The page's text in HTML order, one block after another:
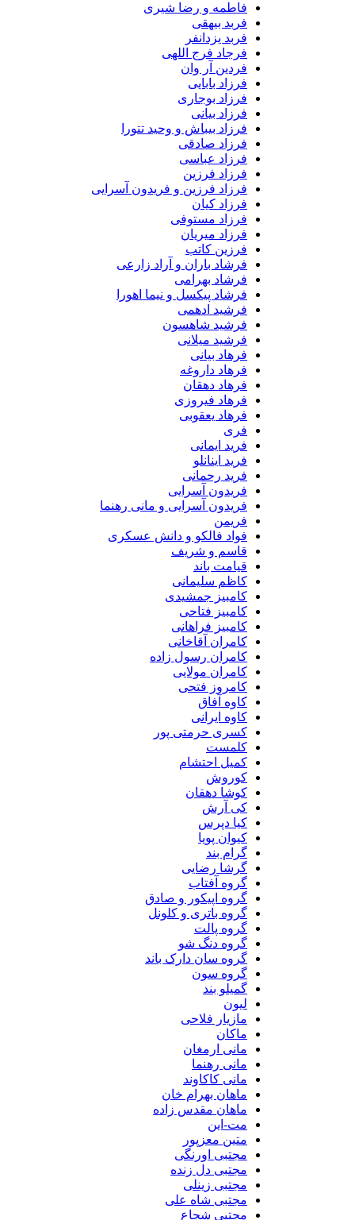
فاطمه و رضا شیری
فربد بیهقی
فربد یزدانفر
فرجاد فرج اللهی
فردین آر وان
فرزاد بابایی
فرزاد بوجاری
فرزاد بیانی
فرزاد بیباش و وحید تتورا
فرزاد صادقی
فرزاد عباسی
فرزاد فرزین
فرزاد فرزین و فریدون آسرایی
فرزاد کیان
فرزاد مستوفی
فرزاد میریان
فرزین کاتب
فرشاد باران و آراد زارعی
فرشاد بهرامی
فرشاد پیکسل و نیما اهورا
فرشید ادهمی
فرشید شاهسون
فرشید میلانی
فرهاد بیانی
فرهاد داروغه
فرهاد دهقان
فرهاد فیروزی
فرهاد یعقوبی
فرید ایمانی
فرید اینانلو
فرید رحمانی
فریدون آسرایی
فریدون آسرایی و مانی رهنما
فواد فالکو و دانش عسکری
قاسم و شریف
قیامت باند
کاظم سلیمانی
کامبیز جمشیدی
کامبیز فتاحی
کامبیز فراهانی
کامران آقاخانی
کامران رسول زاده
کامران مولایی
کامروز فتحی
کاوه آفاق
کاوه ایرانی
کسری حرمتی پور
کلمست
کمیل احتشام
کوروش
کوشا دهقان
کی آرش
کیا دپرس
کیوان پویا
گرام بند
گرشا رضایی
گروه آفتاب
گروه اپیکور و صادق
گروه باتری و کلونل
گروه پالت
گروه دنگ شو
گروه سان دارک باند
گروه سون
گمیلو بند
مازیار فلاحی
مانی ارمغان
مانی رهنما
مانی کاکاوند
ماهان بهرام خان
ماهان مقدس زاده
مت-این
متین معزپور
مجتبی اورنگی
مجتبی دل زنده
مجتبی زینلی
مجتبی شاه علی
مجتبی شجاع